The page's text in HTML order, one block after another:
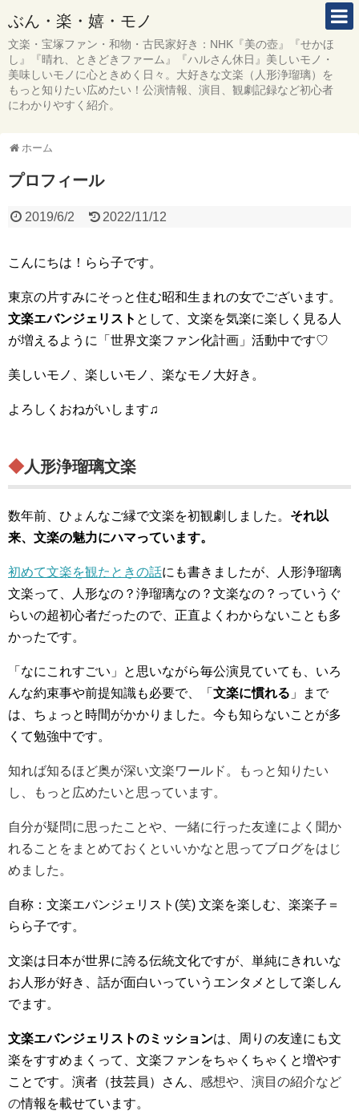
ぶん・楽・嬉・モノ
文楽・宝塚ファン・和物・古民家好き：NHK『美の壺』『せかほ
し』『晴れ、ときどきファーム』『ハルさん休日』美しいモノ・
美味しいモノに心ときめく日々。大好きな文楽（人形浄瑠璃）を
もっと知りたい広めたい！公演情報、演目、観劇記録など初心者
にわかりやすく紹介。
ホーム
プロフィール
2019/6/2 2022/11/12
こんにちは！らら子です。
東京の片すみにそっと住む昭和生まれの女でございます。
文楽エバンジェリスト として、文楽を気楽に楽しく見る人
が増えるように「世界文楽ファン化計画」活動中です♡
美しいモノ、楽しいモノ、楽なモノ大好き。
よろしくおねがいします♫
◆人形浄瑠璃文楽
数年前、ひょんなご縁で文楽を初観劇しました。 それ以
来、文楽の魅力にハマっています。
初めて文楽を観たときの話にも書きましたが、人形浄瑠璃
文楽って、人形なの？浄瑠璃なの？文楽なの？っていうぐ
らいの超初心者だったので、正直よくわからないことも多
かったです。
「なにこれすごい」と思いながら毎公演見ていても、いろ
んな約束事や前提知識も必要で、「 文楽に慣れる 」まで
は、ちょっと時間がかかりました。今も知らないことが多
くて勉強中です。
知れば知るほど奥が深い文楽ワールド。
もっと知りたい
し、もっと広めたいと思っています。
自分が疑問に思ったことや、一緒に行った友達によく聞か
れることをまとめておくといいかなと思ってブログをはじ
めました。
自称：文楽エバンジェリスト(笑) 文楽を楽しむ、楽楽子＝
らら子です。
文楽は日本が世界に誇る伝統文化ですが、単純にきれいな
お人形が好き、話が面白いっていうエンタメとして楽しん
でます。
文楽エバンジェリストのミッションは、周りの友達にも文
楽をすすめまくって、文楽ファンをちゃくちゃくと増やす
ことです。演者（技芸員）さん、 感想や、演目の紹介など
の情報を載せています。